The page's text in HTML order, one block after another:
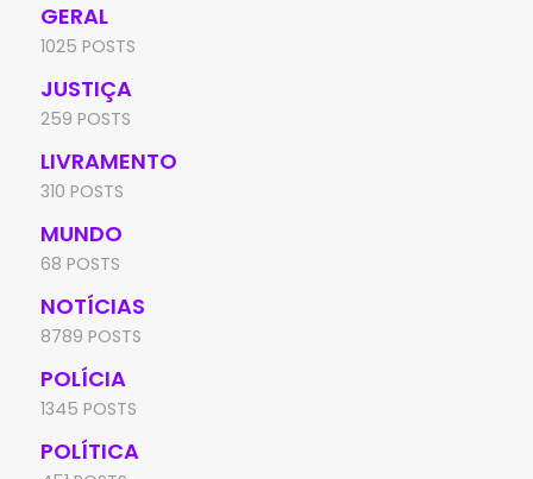
GERAL
1025 POSTS
JUSTIÇA
259 POSTS
LIVRAMENTO
310 POSTS
MUNDO
68 POSTS
NOTÍCIAS
8789 POSTS
POLÍCIA
1345 POSTS
POLÍTICA